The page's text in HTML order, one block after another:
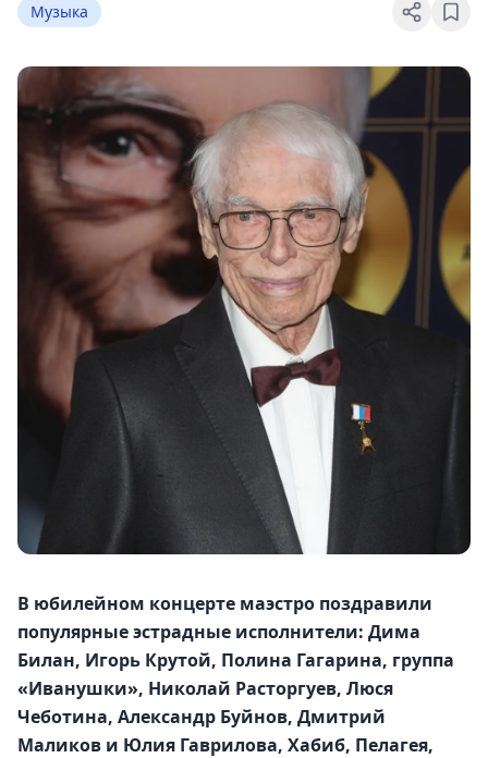
Музыка
В юбилейном концерте маэстро поздравили
популярные эстрадные исполнители: Дима
Билан, Игорь Крутой, Полина Гагарина, группа
«Иванушки», Николай Расторгуев, Люся
Чеботина, Александр Буйнов, Дмитрий
Маликов и Юлия Гаврилова, Хабиб, Пелагея,